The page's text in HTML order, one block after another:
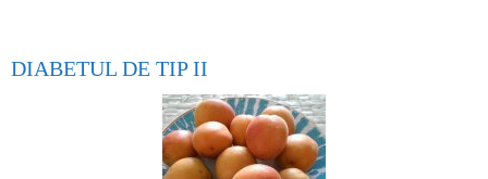
DIABETUL DE TIP II